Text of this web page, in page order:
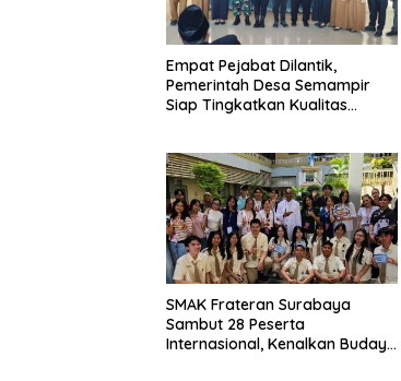
Empat Pejabat Dilantik,
Pemerintah Desa Semampir
Siap Tingkatkan Kualitas
SMAK Frateran Surabaya
Sambut 28 Peserta
Internasional, Kenalkan Budaya